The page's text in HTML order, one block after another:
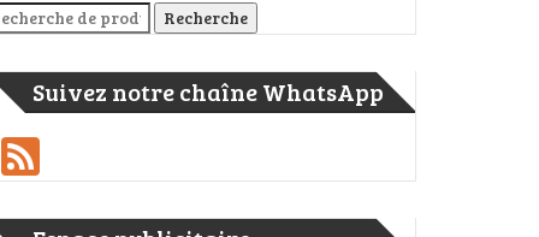
pour : Recherche
Suivez notre chaîne WhatsApp